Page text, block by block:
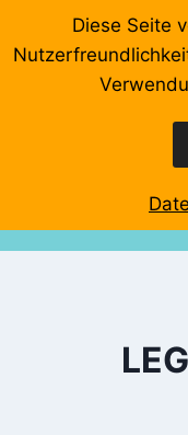
Inhalt
Startseite Videos
Diese Seite